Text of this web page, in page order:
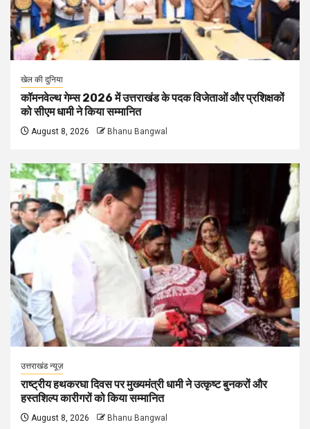
खेल की दुनिया
कॉमनवेल्थ गेम्स 2026 में उत्तराखंड के पदक विजेताओं और प्रशिक्षकों
को सीएम धामी ने किया सम्मानित
August 8, 2026 Bhanu Bangwal
उत्तराखंड न्यूज़
राष्ट्रीय हथकरघा दिवस पर मुख्यमंत्री धामी ने उत्कृष्ट बुनकरों और
हस्तशिल्प कारीगरों को किया सम्मानित
August 8, 2026 Bhanu Bangwal